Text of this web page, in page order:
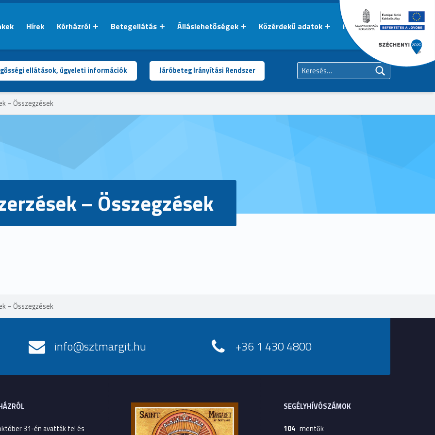
Hírek Kórházról Betegellátás Álláslehetőségek Közérdekű adatok Kapcsolat
ellátások, ügyeleti információk Járóbeteg Irányítási Rendszer
– Összegzések
– Összegzések
– Összegzések
info@sztmargit.hu +36 1 430 4800
31-én avatták fel és
SEGÉLYHÍVÓSZÁMOK
104mentők